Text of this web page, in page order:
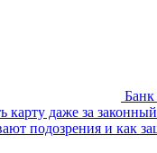
карту даже за
подозрения и как